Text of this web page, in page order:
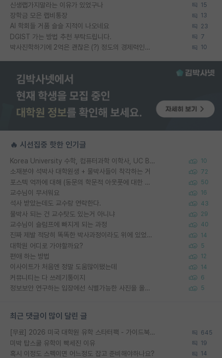
신생랩가지말라는 이유가 있었구나 15
장학금 모은 랩비통장 13
AI 학회들 거품 슬슬 지적이 나오네요 23
DGIST 가는 방법 추천 부탁드립니다. 7
박사진학하기에 2억은 괜찮은 (?) 정도의 경제력인가요 10
🔥 시선집중 핫한 인기글
Korea University 수학, 컴퓨터과학 이학사, UC Berkeley 산업공학 대학원 공학박사가 되는 것은 쉽지 않겠죠? 10
소재분야 석박사 대학원생 + 물박사들이 착각하는 거 72
포스텍 억까에 대해 (동문의 학문적 아웃풋에 대한 반박) 50
교수님이 무서워요 16
석사 받았는데도 교수랑 연락한다. 43
물박사 되는 건 교수탓도 있는거 아니냐 29
교수님이 슬럼프에 빠지게 되는 과정 40
진짜 제발 적당히 똑똑한 박사과정이라도 위에 있었으면.. 14
대학원 어디로 가야할까요? 5
편애 하는 방법 12
이사이트가 처음엔 정말 도움많이됐는데 14
커뮤니티는 다 쓰레기통이지 6
정보보안 연구하는 입장에선 식별가능한 사진을 올리는건 비추이긴함 5
최근 댓글이 많이 달린 글
[무료] 2026 미국 대학원 유학 스타터팩 - 가이드북 & 합격자 컨택메일 템플릿 645
미박 탑스쿨 유학이 빡세진 이유 19
혹시 이정도 스펙이면 어느정도 잡고 준비해야하나요? 14